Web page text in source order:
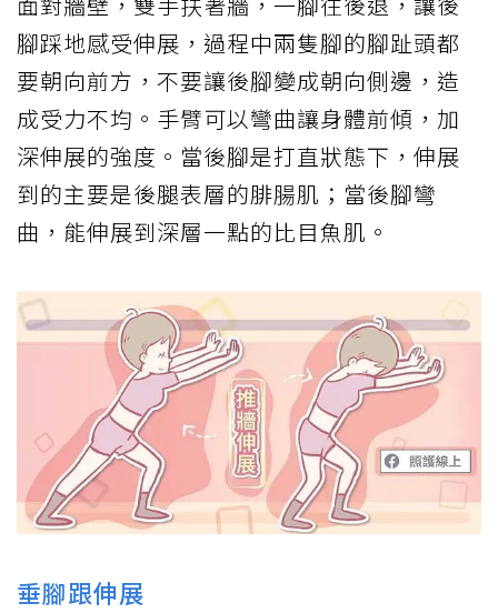
腳踩地感受伸展，過程中兩隻腳的腳趾頭都
要朝向前方，不要讓後腳變成朝向側邊，造
成受力不均。手臂可以彎曲讓身體前傾，加
深伸展的強度。當後腳是打直狀態下，伸展
到的主要是後腿表層的腓腸肌；當後腳彎
曲，能伸展到深層一點的比目魚肌。
垂腳跟伸展